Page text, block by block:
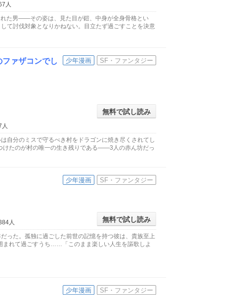
人
た男――その姿は、見た目が鎧、中身が全身骨格とい
て討伐対象となりかねない。目立たず過ごすことを決意
少年漫画 SF・ファンタジー
ァザコンでし
無料で試し読み
人
自分のミスで守るべき村をドラゴンに焼き尽くされてし
たのが村の唯一の生き残りである――3人の赤ん坊だっ
少年漫画 SF・ファンタジー
無料で試し読み
人
った。孤独に過ごした前世の記憶を持つ彼は、貴族至上
まれて過ごすうち……「このまま楽しい人生を謳歌しよ
少年漫画 SF・ファンタジー